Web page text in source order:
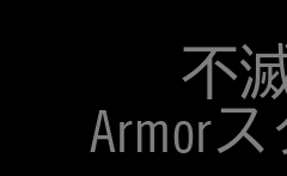
不
Armor